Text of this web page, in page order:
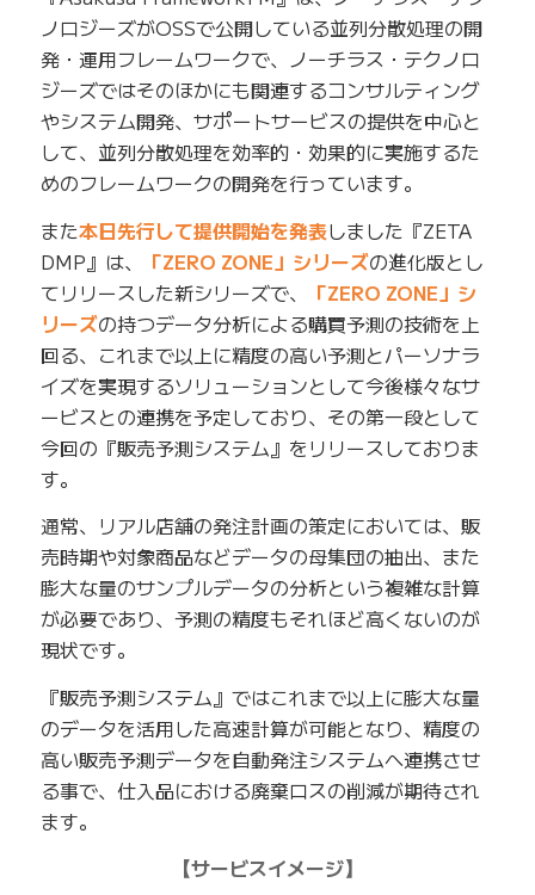
ノロジーズがOSSで公開している並列分散処理の開
発・運用フレームワークで、ノーチラス・テクノロ
ジーズではそのほかにも関連するコンサルティング
やシステム開発、サポートサービスの提供を中心と
して、並列分散処理を効率的・効果的に実施するた
めのフレームワークの開発を行っています。
また本日先行して提供開始を発表しました『ZETA
DMP』は、
「ZERO ZONE」シリーズの進化版とし
てリリースした新シリーズで、
「ZERO ZONE」シ
リーズの持つデータ分析による購買予測の技術を上
回る、これまで以上に精度の高い予測とパーソナラ
イズを実現するソリューションとして今後様々なサ
ービスとの連携を予定しており、その第一段として
今回の『販売予測システム』をリリースしておりま
す。
通常、リアル店舗の発注計画の策定においては、販
売時期や対象商品などデータの母集団の抽出、また
膨大な量のサンプルデータの分析という複雑な計算
が必要であり、予測の精度もそれほど高くないのが
現状です。
『販売予測システム』ではこれまで以上に膨大な量
のデータを活用した高速計算が可能となり、精度の
高い販売予測データを自動発注システムへ連携させ
る事で、仕入品における廃棄ロスの削減が期待され
ます。
【サービスイメージ】